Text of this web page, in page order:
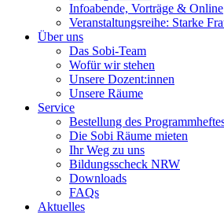
Infoabende, Vorträge & Online
Veranstaltungsreihe: Starke
Über uns
Das Sobi-Team
Wofür wir stehen
Unsere Dozent:innen
Unsere Räume
Service
Bestellung des
Die Sobi Räume mieten
Ihr Weg zu uns
Bildungsscheck NRW
Downloads
FAQs
Aktuelles